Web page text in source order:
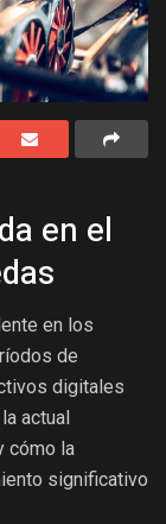
en el
en los
de
digitales
actual
cómo la
significativo